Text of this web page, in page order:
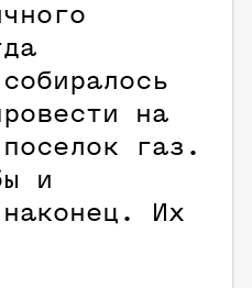
на
газ.
и
Их